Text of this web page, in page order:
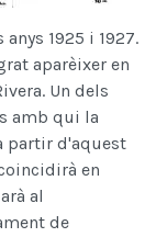
1925 i 1927.
aparèixer en
Un dels
amb qui la
partir d'aquest
en
al
de